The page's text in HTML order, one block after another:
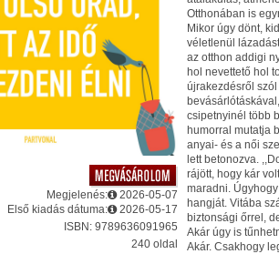
Megjelenés:
2026-05-07
Első kiadás dátuma:
2026-05-17
ISBN: 9789636091965
240 oldal
Otthonában is
Mikor úgy dönt,
véletlenül
az otthon addigi
hol nevettető hol
újrakezdésről
csipetnyinél több
humorral mutatja
anyai- és a női
lett betonozva.
rájött, hogy kár
maradni.
hangját. Vitába
biztonsági őrrel,
Akár úgy is
Akár. Csakhogy